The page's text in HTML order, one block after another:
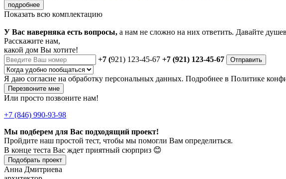
подробнее
Показать всю комплектацию
У Вас наверняка есть вопросы, а нам не сложно на них ответить. Давайте
Расскажите нам,
какой дом Вы хотите!
+7 (921) 123-45-67 +7 (921) 123-45-67 Отправить
Я даю согласие на обработку персональных данных. Подробнее в Политике
Перезвоните мне
Или просто позвоните нам!
+7 (846) 990-93-98
Мы подберем для Вас подходящий проект!
Пройдите наш простой тест, чтобы мы помогли Вам определиться.
В конце теста Вас ждет приятный сюрприз 😊
Подобрать проект
Анна Дмитриева